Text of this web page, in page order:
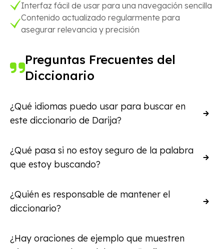
Interfaz fácil de usar para una navegación sencilla
Contenido actualizado regularmente para
asegurar relevancia y precisión
Preguntas Frecuentes del
Diccionario
¿Qué idiomas puedo usar para buscar en
este diccionario de Darija?
Puedes buscar usando inglés o árabe marroquí en
alfabeto latino (Darija escrito en alfabeto latino).
Nuestro diccionario reconoce ambos métodos de
¿Qué pasa si no estoy seguro de la palabra
que estoy buscando?
El menú de sugerencias aparece mientras
escribes una palabra. Incluso si la palabra está
sugerencias en Darija marroquí están marcadas
¿Quién es responsable de mantener el
diccionario?
El diccionario es mantenido activamente por el
¿Hay oraciones de ejemplo que muestren